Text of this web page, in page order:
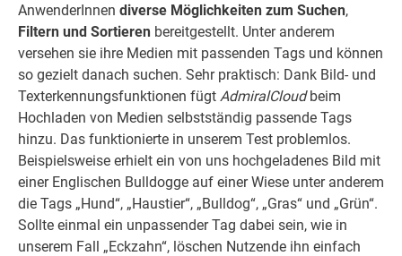
AnwenderInnen diverse Möglichkeiten zum Suchen,
Filtern und Sortieren bereitgestellt. Unter anderem
versehen sie ihre Medien mit passenden Tags und können
so gezielt danach suchen. Sehr praktisch: Dank Bild- und
Texterkennungsfunktionen fügt AdmiralCloudbeim
Hochladen von Medien selbstständig passende Tags
hinzu. Das funktionierte in unserem Test problemlos.
Beispielsweise erhielt ein von uns hochgeladenes Bild mit
einer Englischen Bulldogge auf einer Wiese unter anderem
die Tags „Hund“, „Haustier“, „Bulldog“, „Gras“ und „Grün“.
Sollte einmal ein unpassender Tag dabei sein, wie in
unserem Fall „Eckzahn“, löschen Nutzende ihn einfach